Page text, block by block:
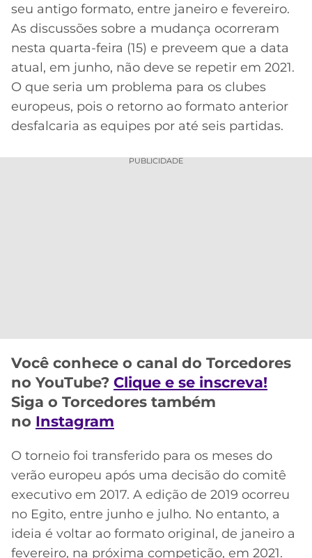
CÓDIGO
DE
INDICAÇÃO
BET365
CÓDIGO
BETANO
APPS
CORINTHIANS
SÃO
PAULO
SANTOS
ATLÉTICO
MG
CRUZEIRO
LIBERTADORES
COPA
BRASIL
PREMIER
MERCADO
DA
PALPITES
seu antigo formato, entre janeiro e fevereiro.
As discussões sobre a mudança ocorreram
nesta quarta-feira (15) e preveem que a data
atual, em junho, não deve se repetir em 2021.
O que seria um problema para os clubes
europeus, pois o retorno ao formato anterior
desfalcaria as equipes por até seis partidas.
PUBLICIDADE
Você conhece o canal do Torcedores
no YouTube? Clique e se inscreva!
Siga o Torcedores também
no Instagram
O torneio foi transferido para os meses do
verão europeu após uma decisão do comitê
executivo em 2017. A edição de 2019 ocorreu
no Egito, entre junho e julho. No entanto, a
ideia é voltar ao formato original, de janeiro a
fevereiro, na próxima competição, em 2021.